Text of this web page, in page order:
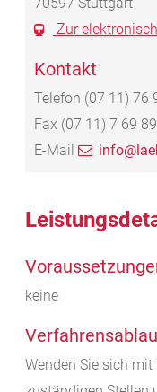
70597 Stuttgart
Zur
Kontakt
Telefon (07 11) 76
Fax (07 11) 7 69 89
E-Mail
keine
Wenden Sie sich